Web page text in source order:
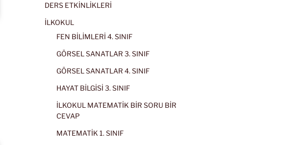
DERS ETKİNLİKLERİ
İLKOKUL
FEN BİLİMLERİ 4. SINIF
GÖRSEL SANATLAR 3. SINIF
GÖRSEL SANATLAR 4. SINIF
HAYAT BİLGİSİ 3. SINIF
İLKOKUL MATEMATİK BİR SORU BİR
CEVAP
MATEMATİK 1. SINIF